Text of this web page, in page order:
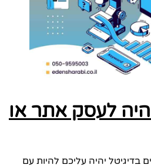
לעסק אתר או
בדיגיטל יהיה עליכם להיות עם